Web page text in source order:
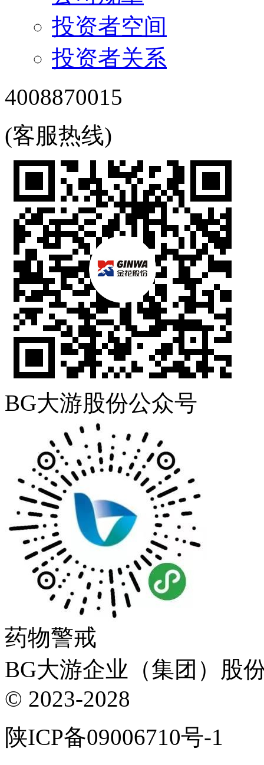
投资者空间
投资者关系
4008870015
(客服热线)
BG大游股份公众号
药物警戒
BG大游企业（集团）股
© 2023-2028
陕ICP备09006710号-1